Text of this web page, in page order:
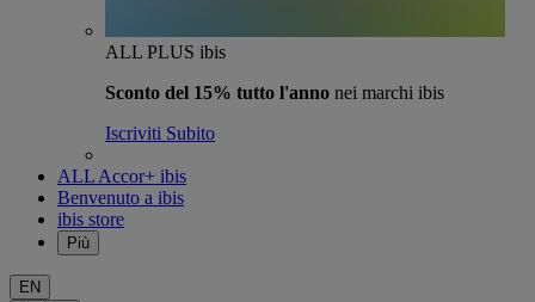
ALL PLUS ibis
Sconto del 15% tutto l'anno nei marchi ibis
Iscriviti Subito
ALL Accor+ ibis
Benvenuto a ibis
ibis store
Più
EN